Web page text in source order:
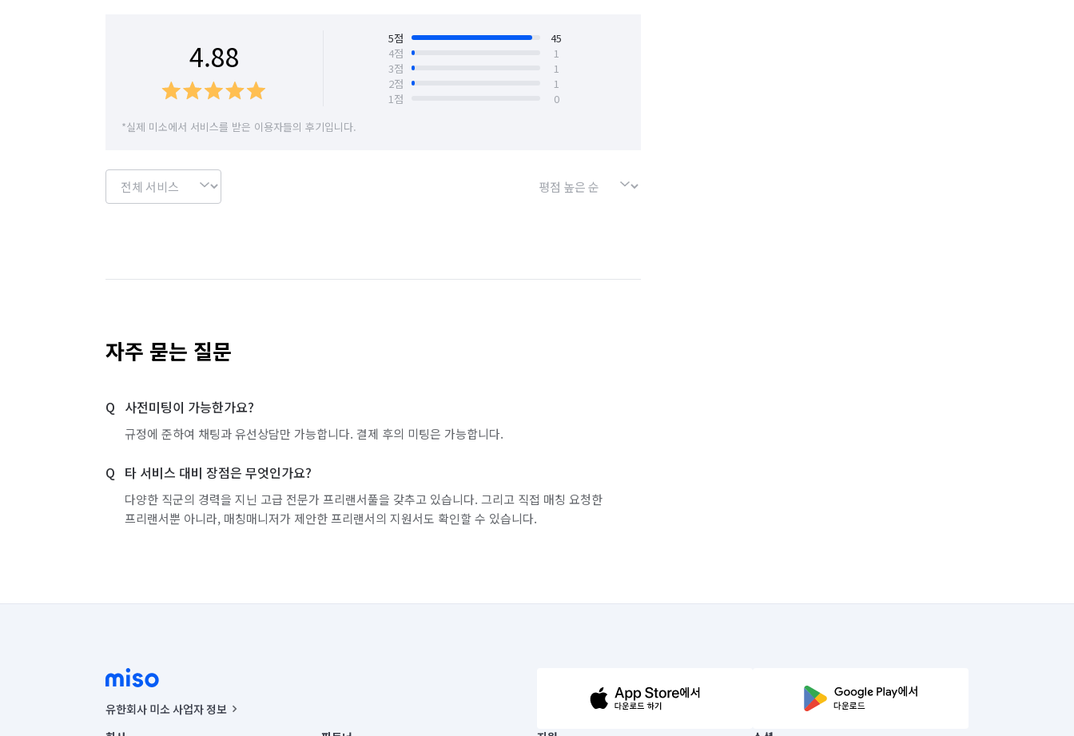
4.88 5점
45
4점
1
3점
1
2점
1
1점
0
*실제 미소에서 서비스를 받은 이용자들의 후기입니다.
자주 묻는 질문
사전미팅이 가능한가요?
규정에 준하여 채팅과 유선상담만 가능합니다. 결제 후의 미팅은 가능합니다.
타 서비스 대비 장점은 무엇인가요?
다양한 직군의 경력을 지닌 고급 전문가 프리랜서풀을 갖추고 있습니다. 그리고 직접 매칭 요청한
프리랜서뿐 아니라, 매칭매니저가 제안한 프리랜서의 지원서도 확인할 수 있습니다.
유한회사 미소 사업자 정보
사업자등록번호 : 291-87-00271 | 인허가번호 : 2016-3220163-14-5-00019 |